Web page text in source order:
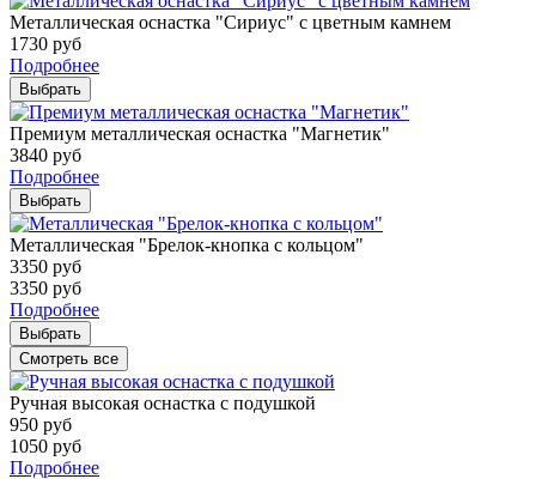
Металлическая оснастка "Сириус" с цветным камнем
1730 руб
Подробнее
Выбрать
Премиум металлическая оснастка "Магнетик"
3840 руб
Подробнее
Выбрать
Металлическая "Брелок-кнопка с кольцом"
3350 руб
3350 руб
Подробнее
Выбрать
Смотреть все
Ручная высокая оснастка с подушкой
950 руб
1050 руб
Подробнее